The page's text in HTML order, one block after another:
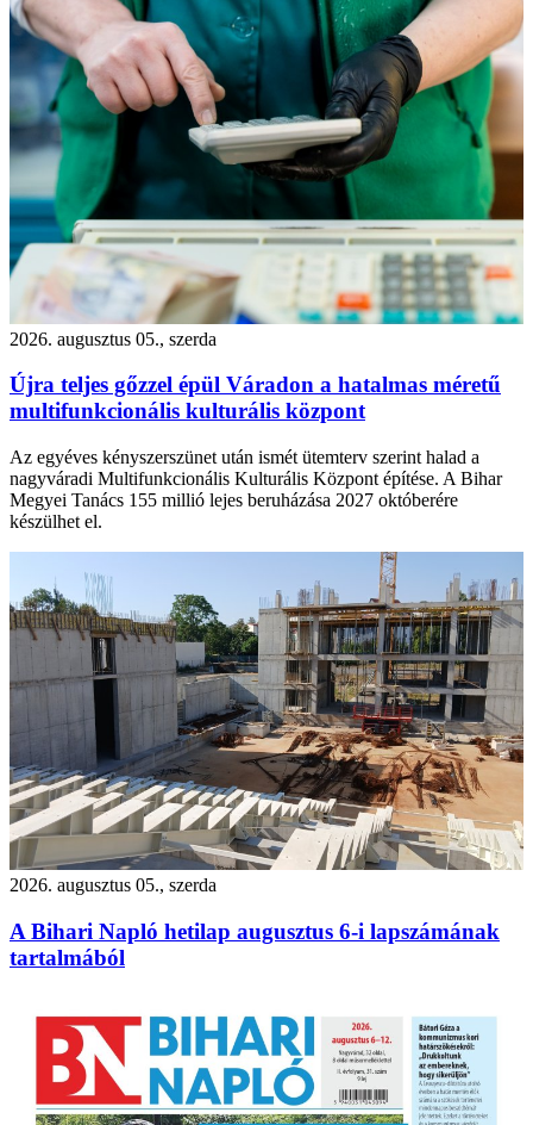
2026. augusztus 05., szerda
Újra teljes gőzzel épül Váradon a hatalmas méretű
multifunkcionális kulturális központ
Az egyéves kényszerszünet után ismét ütemterv szerint halad a
nagyváradi Multifunkcionális Kulturális Központ építése. A Bihar
Megyei Tanács 155 millió lejes beruházása 2027 októberére
készülhet el.
2026. augusztus 05., szerda
A Bihari Napló hetilap augusztus 6-i lapszámának
tartalmából